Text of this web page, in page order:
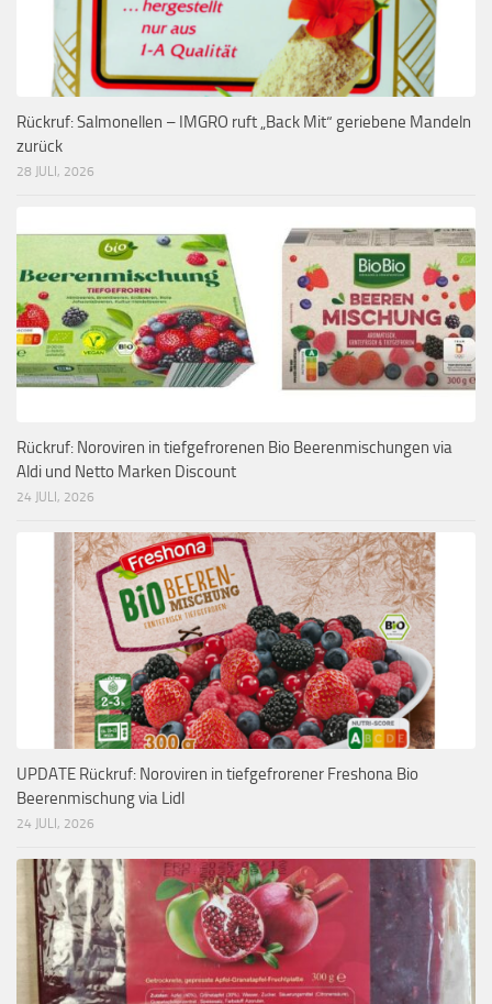
Rückruf: Salmonellen – IMGRO ruft „Back Mit“ geriebene Mandeln
zurück
28 JULI, 2026
Rückruf: Noroviren in tiefgefrorenen Bio Beerenmischungen via
Aldi und Netto Marken Discount
24 JULI, 2026
UPDATE Rückruf: Noroviren in tiefgefrorener Freshona Bio
Beerenmischung via Lidl
24 JULI, 2026